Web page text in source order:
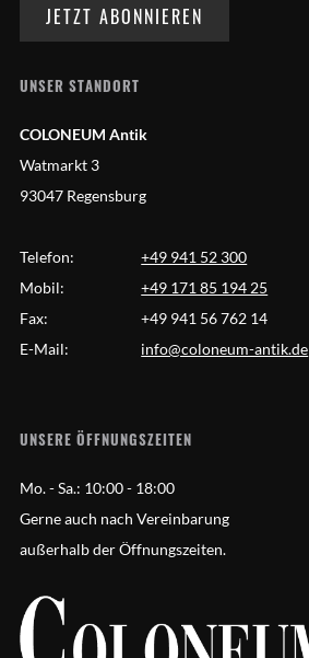
UNSER STANDORT
COLONEUM Antik
Watmarkt 3
93047 Regensburg
Telefon:
+49 941 52 300
Mobil:
+49 171 85 194 25
Fax:
+49 941 56 762 14
E-Mail:
info@coloneum-antik.de
UNSERE ÖFFNUNGSZEITEN
Mo. - Sa.: 10:00 - 18:00
Gerne auch nach Vereinbarung
außerhalb der Öffnungszeiten.